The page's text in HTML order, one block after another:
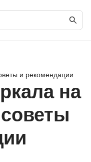
и рекомендации
на